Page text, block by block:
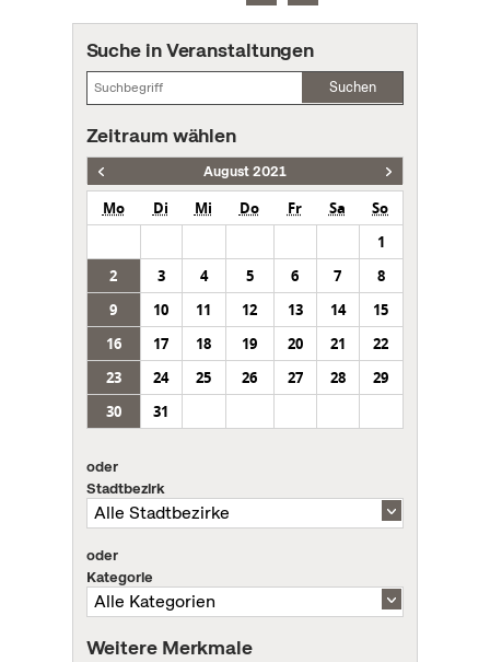
Suche in Veranstaltungen
Suchen
Zeitraum wählen
August 2021
Mo Di Mi Do Fr Sa
So
1
2
3 4 5 6 7
8
9
10 11 12 13 14
15
16
17 18 19 20 21
22
23
24 25 26 27 28
29
30
31
oder
Stadtbezirk
oder
Kategorie
Weitere Merkmale